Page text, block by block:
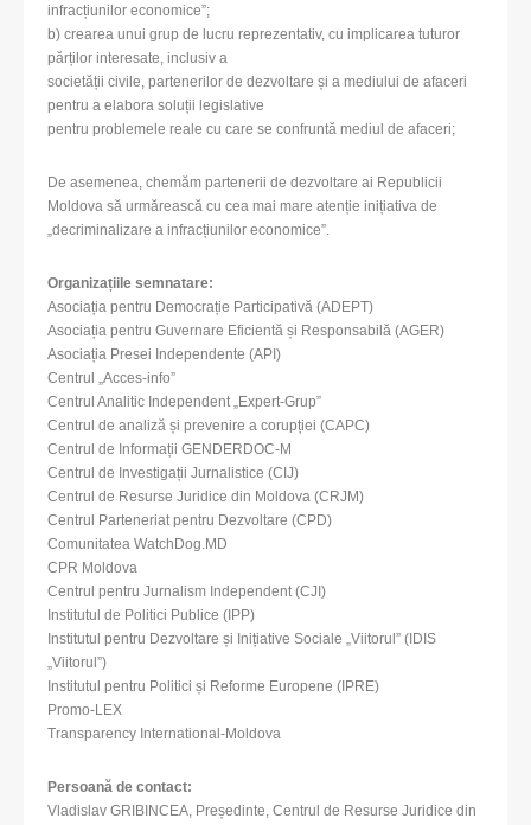
infracțiunilor economice”;
b) crearea unui grup de lucru reprezentativ, cu implicarea tuturor
părților interesate, inclusiv a
societății civile, partenerilor de dezvoltare și a mediului de afaceri
pentru a elabora soluții legislative
pentru problemele reale cu care se confruntă mediul de afaceri;
De asemenea, chemăm partenerii de dezvoltare ai Republicii
Moldova să urmărească cu cea mai mare atenție inițiativa de
„decriminalizare a infracțiunilor economice”.
Organizațiile semnatare:
Asociația pentru Democrație Participativă (ADEPT)
Asociația pentru Guvernare Eficientă și Responsabilă (AGER)
Asociația Presei Independente (API)
Centrul „Acces-info”
Centrul Analitic Independent „Expert-Grup”
Centrul de analiză și prevenire a corupției (CAPC)
Centrul de Informații GENDERDOC-M
Centrul de Investigații Jurnalistice (CIJ)
Centrul de Resurse Juridice din Moldova (CRJM)
Centrul Parteneriat pentru Dezvoltare (CPD)
Comunitatea WatchDog.MD
CPR Moldova
Centrul pentru Jurnalism Independent (CJI)
Institutul de Politici Publice (IPP)
Institutul pentru Dezvoltare și Inițiative Sociale „Viitorul” (IDIS
„Viitorul”)
Institutul pentru Politici și Reforme Europene (IPRE)
Promo-LEX
Transparency International-Moldova
Persoană de contact:
Vladislav GRIBINCEA, Președinte, Centrul de Resurse Juridice din